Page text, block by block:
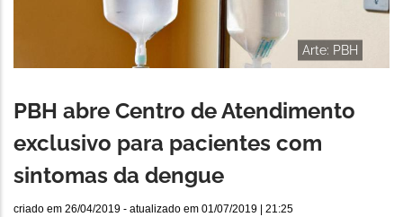
Arte: PBH
PBH abre Centro de Atendimento
exclusivo para pacientes com
sintomas da dengue
criado em 26/04/2019 - atualizado em 01/07/2019 | 21:25